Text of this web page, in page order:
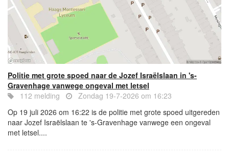
Politie met grote spoed naar de Jozef Israëlslaan in 's-
Gravenhage vanwege ongeval met letsel
112 melding
Zondag 19-7-2026 om 16:23
Op 19 juli 2026 om 16:22 is de politie met grote spoed uitgereden
naar Jozef Israëlslaan te 's-Gravenhage vanwege een ongeval
met letsel....